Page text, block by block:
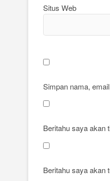
Situs Web
Simpan nama,
Beritahu saya akan
Beritahu saya akan